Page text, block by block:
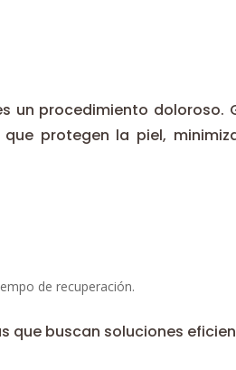
un procedimiento
protegen la piel,
de recuperación.
que buscan soluciones